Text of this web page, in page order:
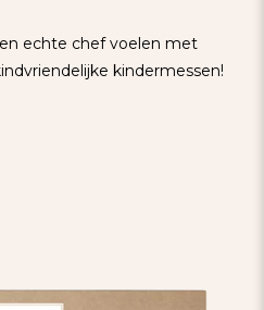
echte chef voelen met
kindermessen!